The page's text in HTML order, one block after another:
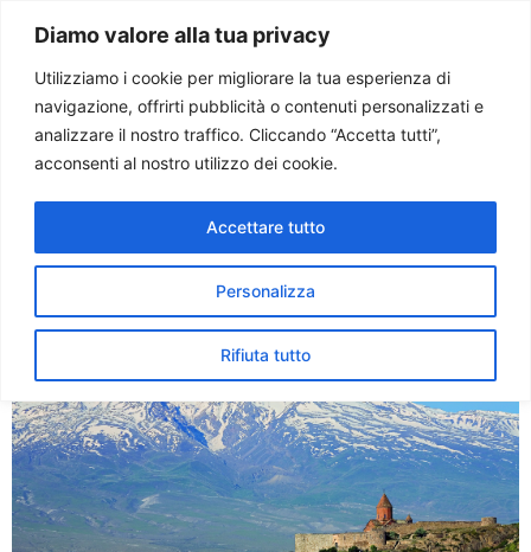
Diamo valore alla tua privacy
Utilizziamo i cookie per migliorare la tua esperienza di
navigazione, offrirti pubblicità o contenuti personalizzati e
analizzare il nostro traffico. Cliccando “Accetta tutti”,
acconsenti al nostro utilizzo dei cookie.
Personalizza
Rifiuta tutto
Accettare tutto
Paolo Ondarza
Tag:armenia
Papa in Armenia a giugno: la
gioia della comunità armena